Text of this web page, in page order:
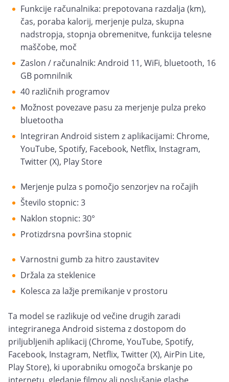
Funkcije računalnika: prepotovana razdalja (km),
čas, poraba kalorij, merjenje pulza, skupna
nadstropja, stopnja obremenitve, funkcija telesne
maščobe, moč
Zaslon / računalnik: Android 11, WiFi, bluetooth, 16
GB pomnilnik
40 različnih programov
Možnost povezave pasu za merjenje pulza preko
bluetootha
Integriran Android sistem z aplikacijami: Chrome,
YouTube, Spotify, Facebook, Netflix, Instagram,
Twitter (X), Play Store
Merjenje pulza s pomočjo senzorjev na ročajih
Število stopnic: 3
Naklon stopnic: 30°
Protizdrsna površina stopnic
Varnostni gumb za hitro zaustavitev
Držala za steklenice
Kolesca za lažje premikanje v prostoru
Ta model se razlikuje od večine drugih zaradi
integriranega Android sistema z dostopom do
priljubljenih aplikacij (Chrome, YouTube, Spotify,
Facebook, Instagram, Netflix, Twitter (X), AirPin Lite,
Play Store), ki uporabniku omogoča brskanje po